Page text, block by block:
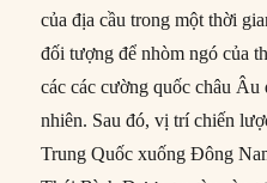
của địa cầu trong một thời
đối tượng để nhòm ngó của
các các cường quốc châu Âu
nhiên. Sau đó, vị trí chiến
Trung Quốc xuống Đông